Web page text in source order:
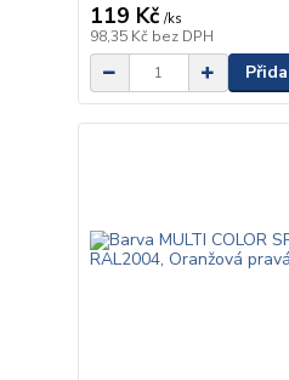
119 Kč /ks
98,35 Kč bez DPH